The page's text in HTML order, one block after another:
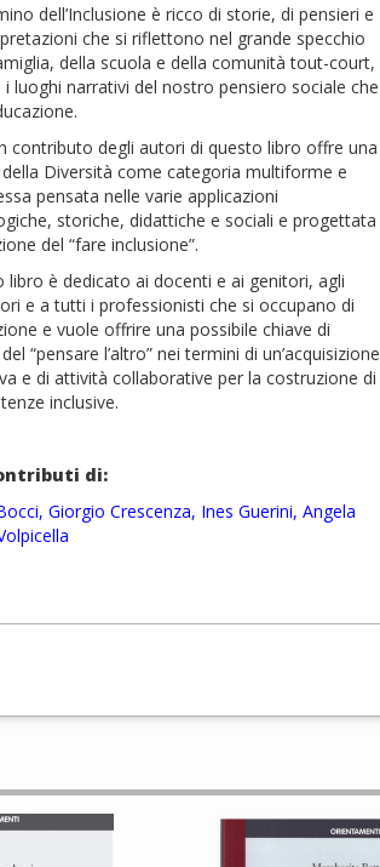
dell’Inclusione è ricco di storie, di pensieri e
che si riflettono nel grande specchio
della scuola e della comunità tout-court,
luoghi narrativi del nostro pensiero sociale che
contributo degli autori di questo libro offre una
Diversità come categoria multiforme e
pensata nelle varie applicazioni
storiche, didattiche e sociali e progettata
del “fare inclusione”.
libro è dedicato ai docenti e ai genitori, agli
e a tutti i professionisti che si occupano di
e vuole offrire una possibile chiave di
“pensare l’altro” nei termini di un’acquisizione
e di attività collaborative per la costruzione di
inclusive.
di:
Giorgio Crescenza, Ines Guerini, Angela